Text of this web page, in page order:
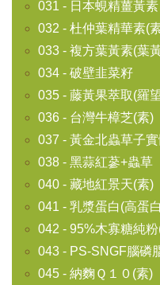
031 - 日本蜆精薑黃素
032 - 杜仲葉精華素(
033 - 複方葉黃素(葉
034 - 破壁韭菜籽
035 - 藤黃果萃取(羅
036 - 台灣牛樟芝(素)
037 - 黃金北蟲草子
038 - 黑蒜紅蔘+蟲草
040 - 藏地紅景天(素)
041 - 乳漿蛋白(高蛋
042 - 95%木寡糖純
043 - PS-SNGF腦磷
045 - 納麴Ｑ１０(素)